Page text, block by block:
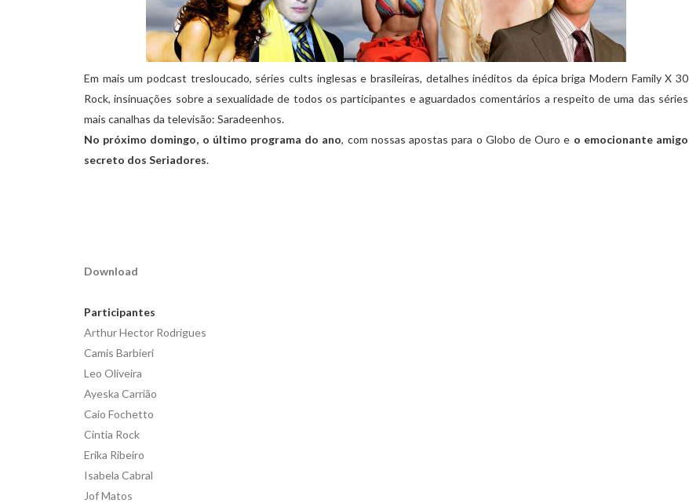
Em mais um podcast tresloucado, séries cults inglesas e brasileiras, detalhes inéditos da épica briga Modern Family X 30
Rock, insinuações sobre a sexualidade de todos os participantes e aguardados comentários a respeito de uma das séries
mais canalhas da televisão: Saradeenhos.
No próximo domingo, o último programa do ano, com nossas apostas para o Globo de Ouro e o emocionante amigo
secreto dos Seriadores.
Download
Participantes
Arthur Hector Rodrigues
Camis Barbieri
Leo Oliveira
Ayeska Carrião
Caio Fochetto
Cintia Rock
Erika Ribeiro
Isabela Cabral
Jof Matos